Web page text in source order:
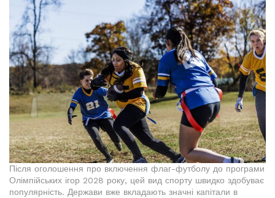
Після оголошення про включення флаг-футболу до програми
Олімпійських ігор 2028 року, цей вид спорту швидко здобуває
популярність. Держави вже вкладають значні капітали в